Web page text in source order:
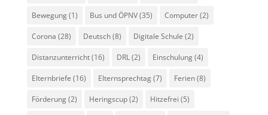
Bewegung(1) Bus und ÖPNV(35) Computer(2)
Corona (28) Deutsch(8) Digitale Schule (2)
Distanzunterricht(16) DRL(2) Einschulung(4)
Elternbriefe (16) Elternsprechtag(7) Ferien(8)
Förderung(2) Heringscup(2) Hitzefrei (5)